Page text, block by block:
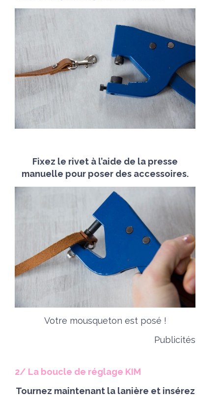
Fixez le rivet à l’aide de la presse
manuelle pour poser des accessoires.
Votre mousqueton est posé !
Publicités
2/ La boucle de réglage KIM
Tournez maintenant la lanière et insérez